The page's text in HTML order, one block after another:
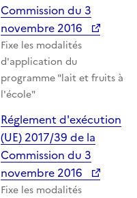
Commission du 3
novembre 2016
Fixe les modalités
d'application du
programme "lait et fruits à
l'école"
Réglement d'exécution
(UE) 2017/39 de la
Commission du 3
novembre 2016
Fixe les modalités